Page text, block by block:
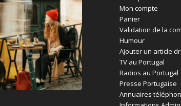
Mon compte
Panier
Validation de la
Humour
Ajouter un article
TV au Portugal
Radios au Portugal
Presse Portugaise
Annuaires